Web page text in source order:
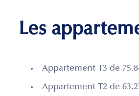
Les
Appartement T3 de
Appartement T2 de